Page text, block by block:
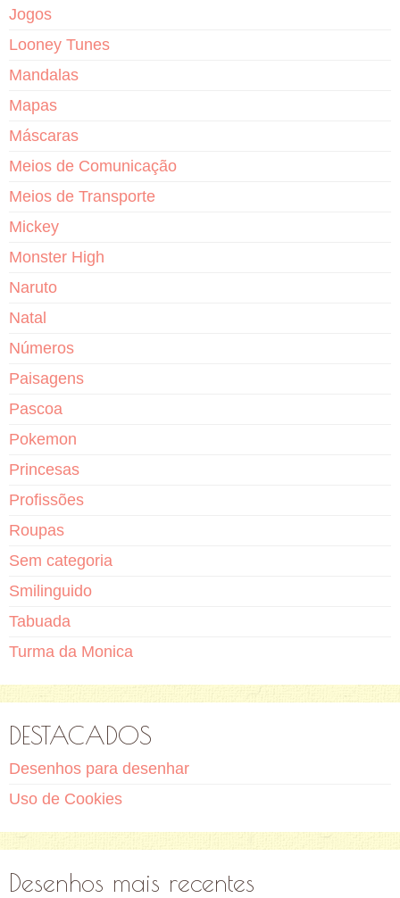
Jogos
Looney Tunes
Mandalas
Mapas
Máscaras
Meios de Comunicação
Meios de Transporte
Mickey
Monster High
Naruto
Natal
Números
Paisagens
Pascoa
Pokemon
Princesas
Profissões
Roupas
Sem categoria
Smilinguido
Tabuada
Turma da Monica
DESTACADOS
Desenhos para desenhar
Uso de Cookies
Desenhos mais recentes